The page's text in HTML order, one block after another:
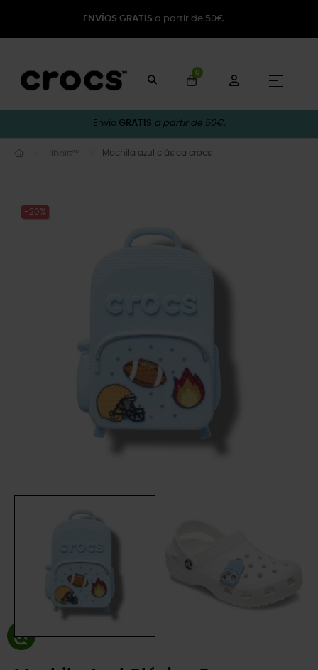
ENVÍOS GRATIS a partir de 50€
0
☰
Envío GRATIS a partir de 50€.
Jibbitz™ Mochila azul clásica crocs
-20%